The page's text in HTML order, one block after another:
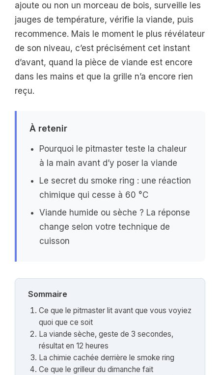
ajoute ou non un morceau de bois, surveille les
jauges de température, vérifie la viande, puis
recommence. Mais le moment le plus révélateur
de son niveau, c’est précisément cet instant
d’avant, quand la pièce de viande est encore
dans les mains et que la grille n’a encore rien
reçu.
À retenir
Pourquoi le pitmaster teste la chaleur
à la main avant d’y poser la viande
Le secret du smoke ring : une réaction
chimique qui cesse à 60 °C
Viande humide ou sèche ? La réponse
change selon votre technique de
cuisson
Sommaire
Ce que le pitmaster lit avant que vous voyiez
quoi que ce soit
La viande sèche, geste de 3 secondes,
résultat en 12 heures
La chimie cachée derrière le smoke ring
Ce que le grilleur du dimanche fait